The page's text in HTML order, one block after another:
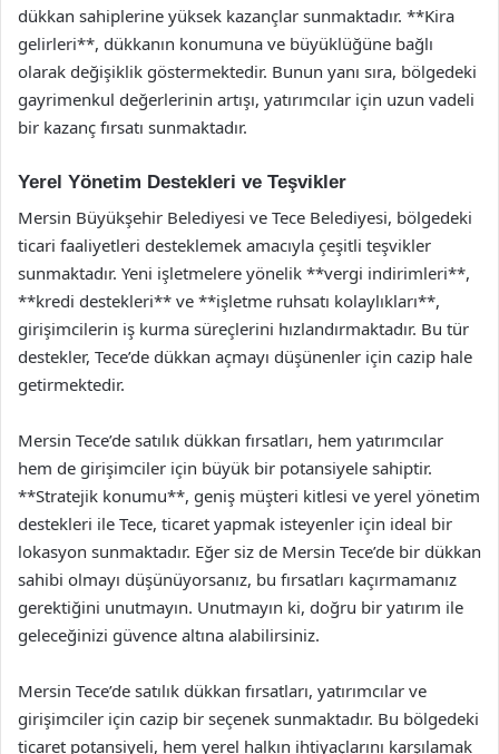
dükkan sahiplerine yüksek kazançlar sunmaktadır. **Kira
gelirleri**, dükkanın konumuna ve büyüklüğüne bağlı
olarak değişiklik göstermektedir. Bunun yanı sıra, bölgedeki
gayrimenkul değerlerinin artışı, yatırımcılar için uzun vadeli
bir kazanç fırsatı sunmaktadır.
Yerel Yönetim Destekleri ve Teşvikler
Mersin Büyükşehir Belediyesi ve Tece Belediyesi, bölgedeki
ticari faaliyetleri desteklemek amacıyla çeşitli teşvikler
sunmaktadır. Yeni işletmelere yönelik **vergi indirimleri**,
**kredi destekleri** ve **işletme ruhsatı kolaylıkları**,
girişimcilerin iş kurma süreçlerini hızlandırmaktadır. Bu tür
destekler, Tece’de dükkan açmayı düşünenler için cazip hale
getirmektedir.
Mersin Tece’de satılık dükkan fırsatları, hem yatırımcılar
hem de girişimciler için büyük bir potansiyele sahiptir.
**Stratejik konumu**, geniş müşteri kitlesi ve yerel yönetim
destekleri ile Tece, ticaret yapmak isteyenler için ideal bir
lokasyon sunmaktadır. Eğer siz de Mersin Tece’de bir dükkan
sahibi olmayı düşünüyorsanız, bu fırsatları kaçırmamanız
gerektiğini unutmayın. Unutmayın ki, doğru bir yatırım ile
geleceğinizi güvence altına alabilirsiniz.
Mersin Tece’de satılık dükkan fırsatları, yatırımcılar ve
girişimciler için cazip bir seçenek sunmaktadır. Bu bölgedeki
ticaret potansiyeli, hem yerel halkın ihtiyaçlarını karşılamak